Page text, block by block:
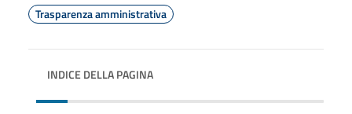
Trasparenza amministrativa
INDICE DELLA PAGINA